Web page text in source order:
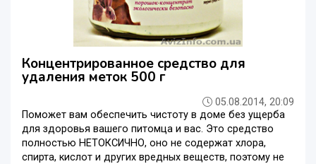
Концентрированное средство для
удаления меток 500 г
05.08.2014, 20:09
Поможет вам обеспечить чистоту в доме без ущерба
для здоровья вашего питомца и вас. Это средство
полностью НЕТОКСИЧНО, оно не содержат хлора,
спирта, кислот и других вредных веществ, поэтому не